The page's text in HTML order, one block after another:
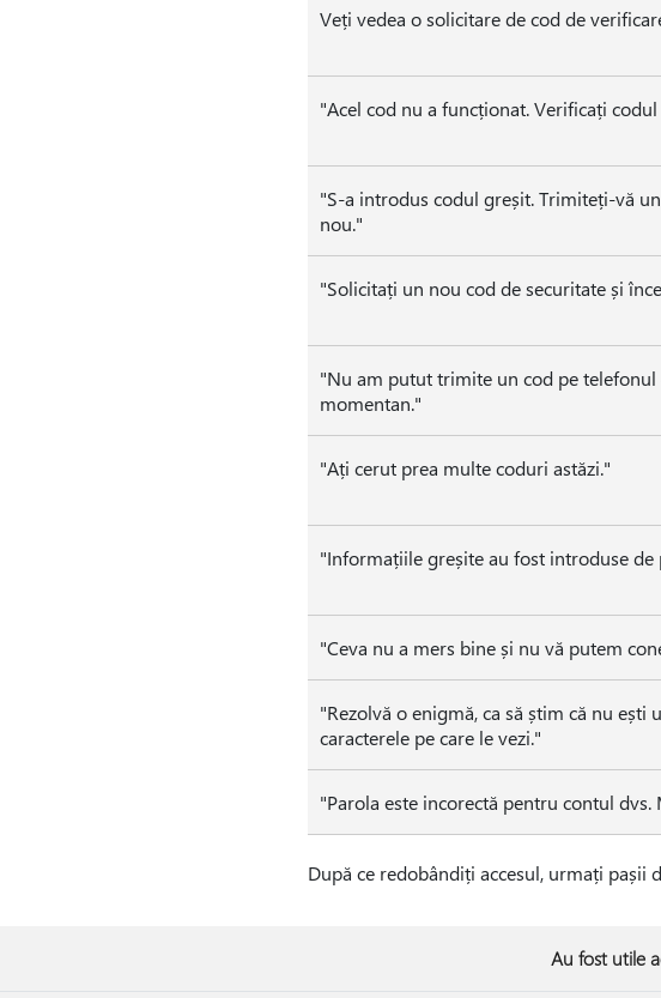
Veți vedea o solicitare de cod de
"Acel cod nu a funcționat. Verificați
"S-a introdus codul greșit. Trimiteți-vă
nou."
"Solicitați un nou cod de securitate și
"Nu am putut trimite un cod pe telefonul
momentan."
"Ați cerut prea multe coduri astăzi."
"Informațiile greșite au fost introduse de
"Ceva nu a mers bine și nu vă putem
"Rezolvă o enigmă, ca să știm că nu
caracterele pe care le vezi."
"Parola este incorectă pentru contul dvs.
După ce redobândiți accesul, urmați pașii
Au fost utile